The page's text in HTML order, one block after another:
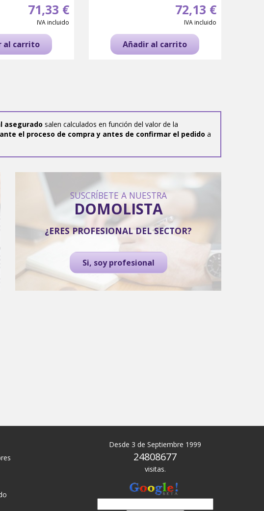
71,33 €
IVA incluido
al carrito
72,13 €
IVA incluido
Añadir al carrito
asegurado salen calculados en función del valor de la
el proceso de compra y antes de confirmar el pedido a
SUSCRÍBETE A NUESTRA
DOMOLISTA
¿ERES PROFESIONAL DEL SECTOR?
Si, soy profesional
Desde 3 de Septiembre 1999
24808677
visitas.